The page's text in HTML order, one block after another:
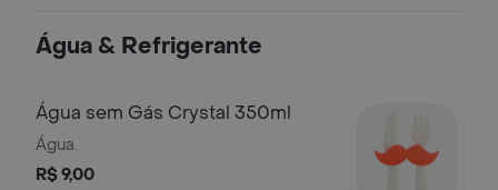
Água & Refrigerante
Água sem Gás Crystal 350ml
Água.
R$ 9,00